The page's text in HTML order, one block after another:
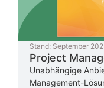
Stand: September
Project
Unabhängige
Management-